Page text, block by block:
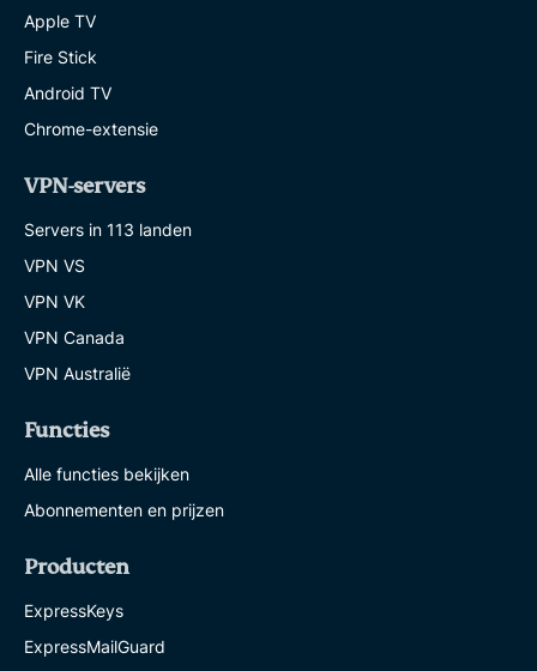
Apple TV
Fire Stick
Android TV
Chrome-extensie
VPN-servers
Servers in 113 landen
VPN VS
VPN VK
VPN Canada
VPN Australië
Functies
Alle functies bekijken
Abonnementen en prijzen
Producten
ExpressKeys
ExpressMailGuard